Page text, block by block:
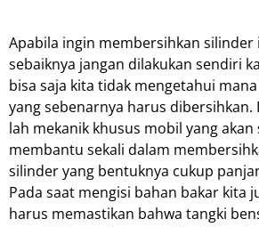
Apabila ingin membersihkan silinder
sebaiknya jangan dilakukan sendiri
bisa saja kita tidak mengetahui
yang sebenarnya harus dibersihkan.
lah mekanik khusus mobil yang akan
membantu sekali dalam
silinder yang bentuknya cukup
Pada saat mengisi bahan bakar kita
harus memastikan bahwa tangki